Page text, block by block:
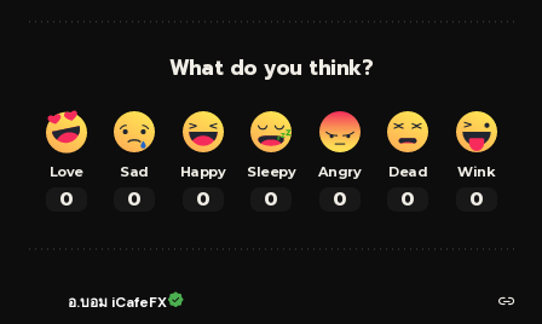
What do you think?
Love
0
Sad
0
Happy
0
Sleepy
0
Angry
0
Dead
0
Wink
0
อ.บอม iCafeFX